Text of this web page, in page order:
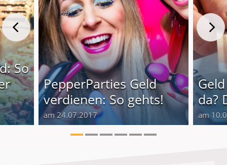
So
PepperParties Geld
verdienen: So gehts!
am 24.07.2017
da?
am